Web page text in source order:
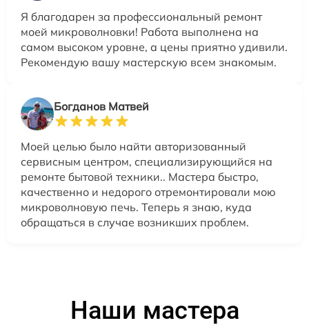
Я благодарен за профессиональный ремонт
моей микроволновки! Работа выполнена на
самом высоком уровне, а цены приятно удивили.
Рекомендую вашу мастерскую всем знакомым.
Богданов Матвей
Моей целью было найти авторизованный
сервисным центром, специализирующийся на
ремонте бытовой техники.. Мастера быстро,
качественно и недорого отремонтировали мою
микроволновую печь. Теперь я знаю, куда
обращаться в случае возникших проблем.
Наши мастера